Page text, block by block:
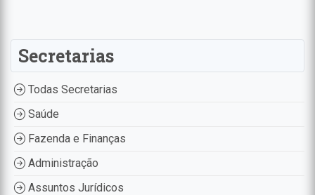
Secretarias
Todas Secretarias
Saúde
Fazenda e Finanças
Administração
Assuntos Jurídicos